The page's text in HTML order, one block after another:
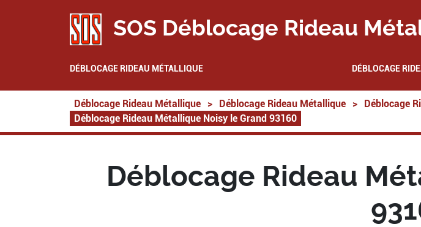
SOS Déblocage Rideau
DÉBLOCAGE RIDEAU MÉTALLIQUE DÉBLOCAGE
Déblocage Rideau Métallique > Déblocage Rideau Métallique > Déblocage
Déblocage Rideau Métallique Noisy le Grand 93160
Déblocage Rideau